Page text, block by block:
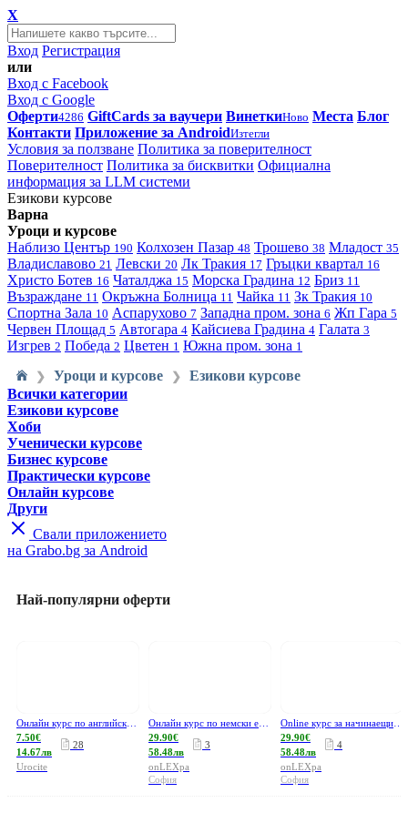
X
Вход Регистрация
или
Вход с Facebook
Вход с Google
Оферти4286 GiftCards за ваучери ВинеткиНово Места Блог
Контакти Приложение за AndroidИзтегли
Условия за ползване Политика за поверителност
Поверителност Политика за бисквитки Официална
информация за LLM системи
Езикови курсове
Варна
Уроци и курсове
Наблизо Център 190 Колхозен Пазар 48 Трошево 38 Младост 35
Владиславово 21 Левски 20 Лк Тракия 17 Гръцки квартал 16
Христо Ботев 16 Чаталджа 15 Морска Градина 12 Бриз 11
Възраждане 11 Окръжна Болница 11 Чайка 11 Зк Тракия 10
Спортна Зала 10 Аспарухово 7 Западна пром. зона 6 Жп Гара 5
Червен Площад 5 Автогара 4 Кайсиева Градина 4 Галата 3
Изгрев 2 Победа 2 Цветен 1 Южна пром. зона 1
❯ Уроци и курсове ❯
Езикови курсове
Всички категории
Езикови курсове
Хоби
Ученически курсове
Бизнес курсове
Практически курсове
Онлайн курсове
Други
Свали приложението
на Grabo.bg за Android
Най-популярни оферти
7.50€
14.67лв
28
Urocite
29.90€
58.48лв
3
onLEXpa
София
29.90€
58.48лв
4
onLEXpa
София